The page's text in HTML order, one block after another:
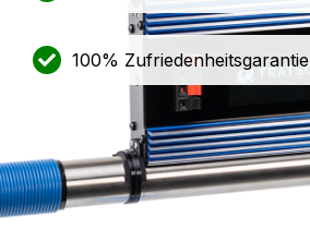
100% Zufriedenheitsgarantie